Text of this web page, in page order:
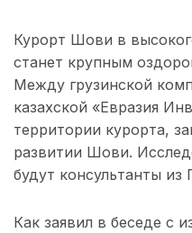
Курорт Шови в
станет крупным
Между грузинской
казахской «Евразия
территории курорта,
развитии Шови.
будут консультанты
Как заявил в беседе с